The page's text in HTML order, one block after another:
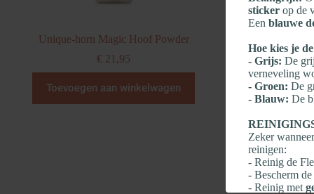
sticker op de
Een blauwe
Hoe kies je
- Grijs: De
verneveling
- Groen: De
- Blauw: De
Zeker
reinigen:
- Reinig de
- Bescherm
- Reinig met
Unique-horn Magic Hoof Powder
€ 21,95
Toevoegen aan winkelwagen